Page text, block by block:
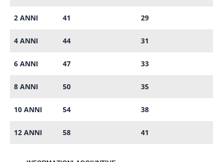
2 ANNI 41 29
4 ANNI 44 31
6 ANNI 47 33
8 ANNI 50 35
10 ANNI 54 38
12 ANNI 58 41